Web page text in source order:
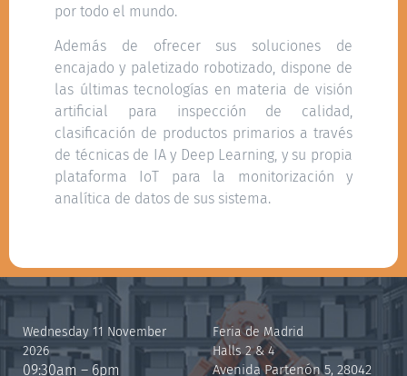
por todo el mundo.
Además de ofrecer sus soluciones de
encajado y paletizado robotizado, dispone de
las últimas tecnologías en materia de visión
artificial para inspección de calidad,
clasificación de productos primarios a través
de técnicas de IA y Deep Learning, y su propia
plataforma IoT para la monitorización y
analítica de datos de sus sistema.
Wednesday 11 November
2026
09:30am – 6pm
Feria de Madrid
Halls 2 & 4
Avenida Partenón 5, 28042